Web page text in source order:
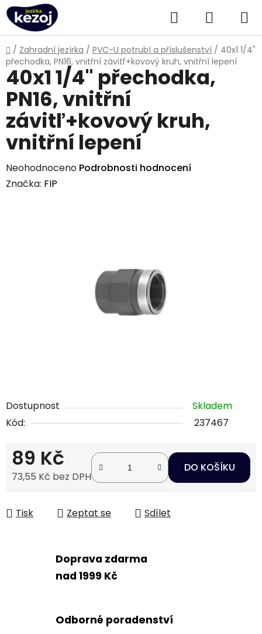
Přejít
na
obsah
Hledat
KOŠÍK
Domů
/ Zahradní jezírka / PVC-U potrubí a příslušenství / 40x1 1/4"
přechodka, PN16, vnitřní závitľ+kovový kruh, vnitřní lepení
Dostupnost
Skladem
Kód:
237467
89 Kč
73,55 Kč bez DPH
DO KOŠÍKU
Tisk Zeptat se Sdílet
40x1 1/4" přechodka,
PN16, vnitřní
závitľ+kovový kruh,
vnitřní lepení
Průměrné
hodnocení
Neohodnoceno Podrobnosti hodnocení
Značka: FIP
Doprava zdarma
nad 1999 Kč
Odborné poradenství